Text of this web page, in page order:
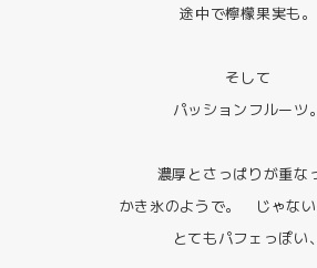
途中で檸檬果実も。
そして
パッションフルーツ。
濃厚とさっぱりが重な
かき氷のようで。 じゃない
とてもパフェっぽい、